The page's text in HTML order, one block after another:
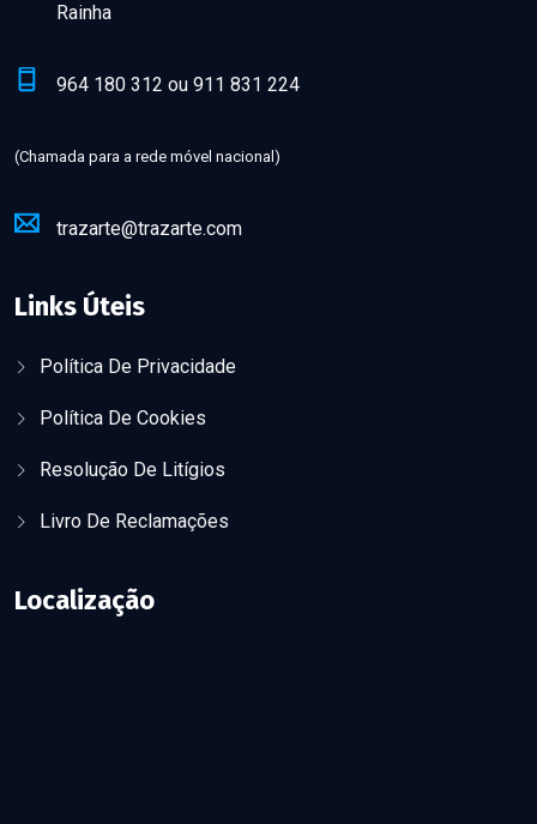
Rainha
964 180 312 ou 911 831 224
(Chamada para a rede móvel nacional)
trazarte@trazarte.com
Links Úteis
Política De Privacidade
Política De Cookies
Resolução De Litígios
Livro De Reclamações
Localização